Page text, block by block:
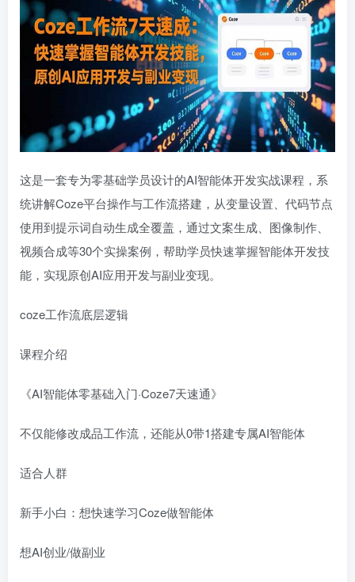
这是一套专为零基础学员设计的AI智能体开发实战课程，系
统讲解Coze平台操作与工作流搭建，从变量设置、代码节点
使用到提示词自动生成全覆盖，通过文案生成、图像制作、
视频合成等30个实操案例，帮助学员快速掌握智能体开发技
能，实现原创AI应用开发与副业变现。
coze工作流底层逻辑
课程介绍
《AI智能体零基础入门·Coze7天速通》
不仅能修改成品工作流，还能从0带1搭建专属AI智能体
适合人群
新手小白：想快速学习Coze做智能体
想AI创业/做副业